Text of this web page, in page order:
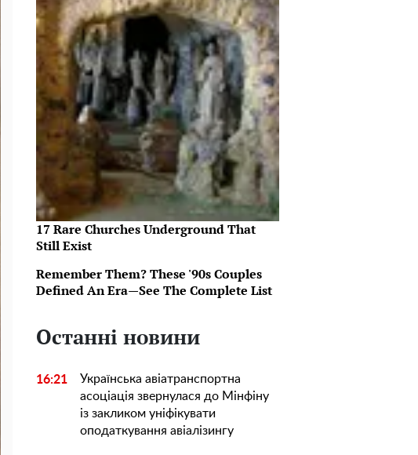
17 Rare Churches Underground That
Still Exist
Remember Them? These '90s Couples
Defined An Era—See The Complete List
Останні новини
16:21
Українська авіатранспортна
асоціація звернулася до Мінфіну
із закликом уніфікувати
оподаткування авіалізингу